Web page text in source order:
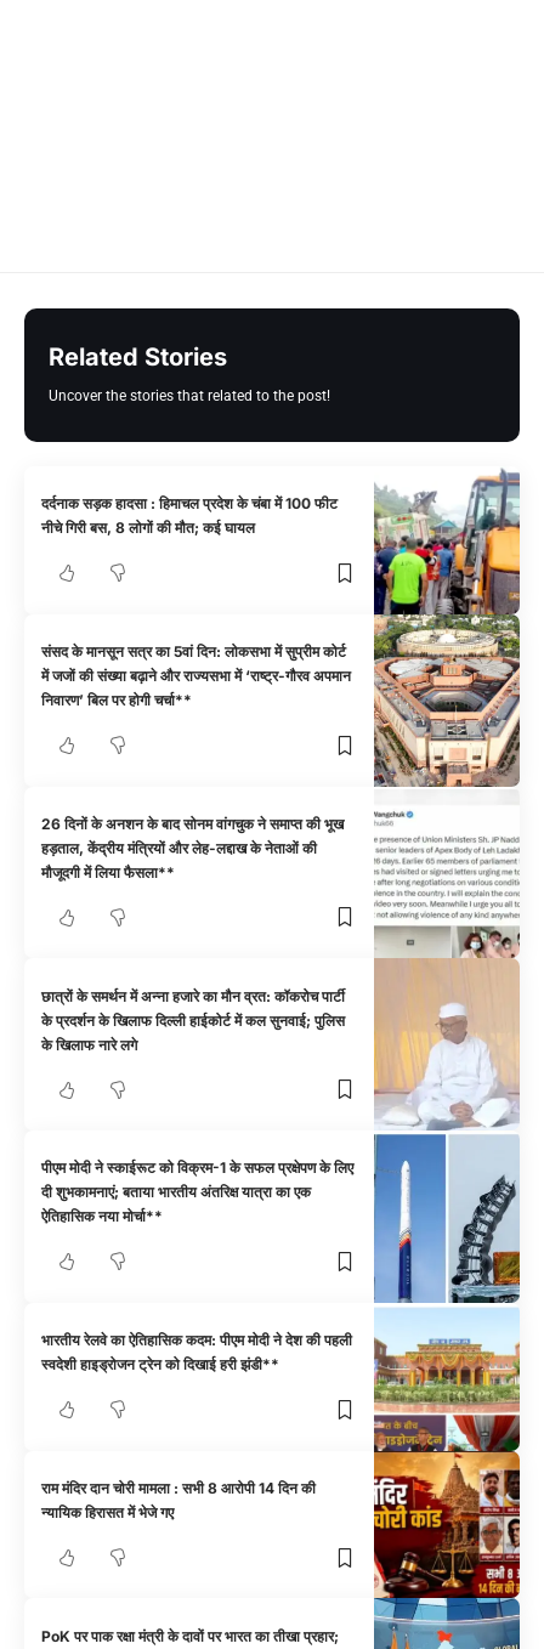
Related Stories
Uncover the stories that related to the post!
दर्दनाक सड़क हादसा : हिमाचल प्रदेश के चंबा में 100 फीट
नीचे गिरी बस, 8 लोगों की मौत; कई घायल
संसद के मानसून सत्र का 5वां दिन: लोकसभा में सुप्रीम कोर्ट
में जजों की संख्या बढ़ाने और राज्यसभा में ‘राष्ट्र-गौरव अपमान
निवारण’ बिल पर होगी चर्चा**
26 दिनों के अनशन के बाद सोनम वांगचुक ने समाप्त की भूख
हड़ताल, केंद्रीय मंत्रियों और लेह-लद्दाख के नेताओं की
मौजूदगी में लिया फैसला**
छात्रों के समर्थन में अन्ना हजारे का मौन व्रत: कॉकरोच पार्टी
के प्रदर्शन के खिलाफ दिल्ली हाईकोर्ट में कल सुनवाई; पुलिस
के खिलाफ नारे लगे
पीएम मोदी ने स्काईरूट को विक्रम-1 के सफल प्रक्षेपण के लिए
दी शुभकामनाएं; बताया भारतीय अंतरिक्ष यात्रा का एक
ऐतिहासिक नया मोर्चा**
भारतीय रेलवे का ऐतिहासिक कदम: पीएम मोदी ने देश की पहली
स्वदेशी हाइड्रोजन ट्रेन को दिखाई हरी झंडी**
राम मंदिर दान चोरी मामला : सभी 8 आरोपी 14 दिन की
न्यायिक हिरासत में भेजे गए
PoK पर पाक रक्षा मंत्री के दावों पर भारत का तीखा प्रहार;